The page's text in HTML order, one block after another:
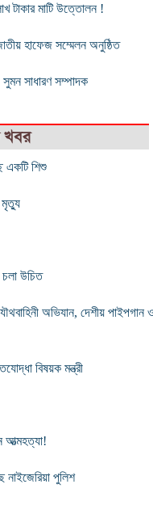
টাকার মাটি উত্তোলন !
হাফেজ সম্মেলন অনুষ্ঠিত
সুমন সাধারণ সম্পাদক
খবর
একটি শিশু
মৃত্যু
চলা উচিত
অভিযান, দেশীয় পাইপগান
বিষয়ক মন্ত্রী
আত্মহত্যা!
নাইজেরিয়া পুলিশ